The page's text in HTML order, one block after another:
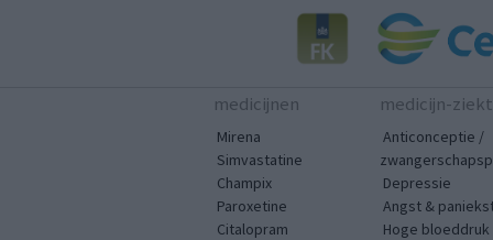
medicijnen
Mirena
Simvastatine
Champix
Paroxetine
Citalopram
medicijn-
Anticonceptie /
Depressie
Angst &
Hoge bloeddruk